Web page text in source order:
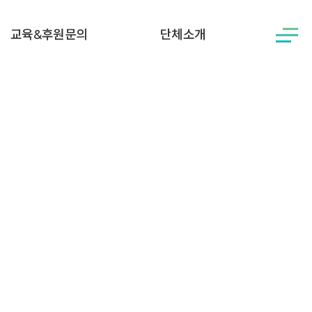
교육&후원문의 단체소개